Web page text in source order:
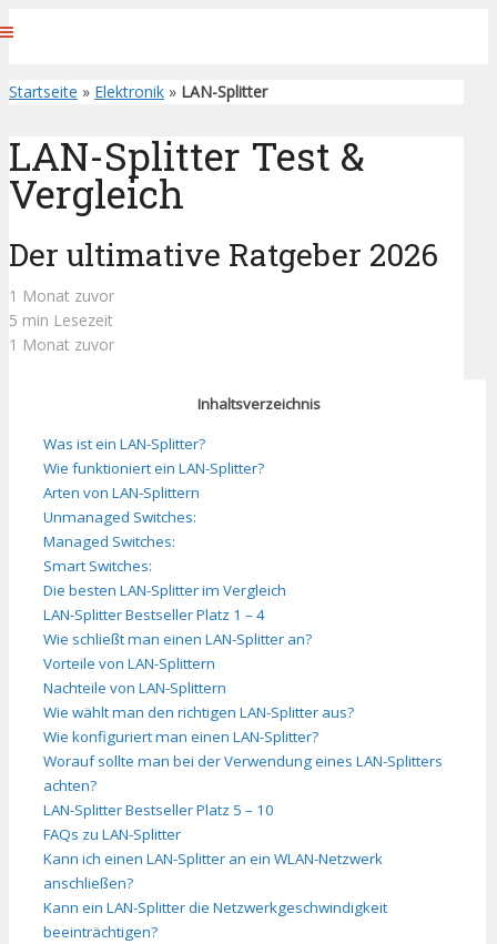
Startseite » Elektronik » LAN-Splitter
LAN-Splitter Test &
Vergleich
Der ultimative Ratgeber 2026
1 Monat zuvor
5 min Lesezeit
1 Monat zuvor
Inhaltsverzeichnis
Was ist ein LAN-Splitter?
Wie funktioniert ein LAN-Splitter?
Arten von LAN-Splittern
Unmanaged Switches:
Managed Switches:
Smart Switches:
Die besten LAN-Splitter im Vergleich
LAN-Splitter Bestseller Platz 1 – 4
Wie schließt man einen LAN-Splitter an?
Vorteile von LAN-Splittern
Nachteile von LAN-Splittern
Wie wählt man den richtigen LAN-Splitter aus?
Wie konfiguriert man einen LAN-Splitter?
Worauf sollte man bei der Verwendung eines LAN-Splitters
achten?
LAN-Splitter Bestseller Platz 5 – 10
FAQs zu LAN-Splitter
Kann ich einen LAN-Splitter an ein WLAN-Netzwerk
anschließen?
Kann ein LAN-Splitter die Netzwerkgeschwindigkeit
beeinträchtigen?